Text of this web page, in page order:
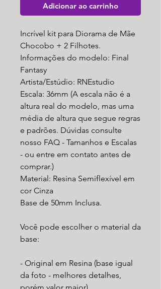
Adicionar ao carrinho
Incrível kit para Diorama de Mãe
Chocobo + 2 Filhotes.
Informações do modelo: Final
Fantasy
Artista/Estúdio: RNEstudio
Escala: 36mm (A escala não é a
altura real do modelo, mas uma
média de altura que segue regras
e padrões. Dúvidas consulte
nosso FAQ - Tamanhos e Escalas
- ou entre em contato antes de
comprar.)
Material: Resina Semiflexível em
cor Cinza
Base de 50mm Inclusa.
Você pode escolher o material da
base:
- Original em Resina (base igual
da foto - melhores detalhes,
porém valor maior)